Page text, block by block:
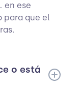
en ese
para que el
o está